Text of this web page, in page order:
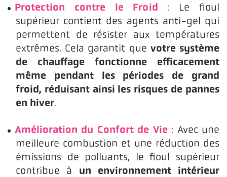
Protection contre le Froid : Le fioul
supérieur contient des agents anti-gel qui
permettent de résister aux températures
extrêmes. Cela garantit que votre système
de chauffage fonctionne efficacement
même pendant les périodes de grand
froid, réduisant ainsi les risques de pannes
en hiver.
Amélioration du Confort de Vie : Avec une
meilleure combustion et une réduction des
émissions de polluants, le fioul supérieur
contribue à un environnement intérieur